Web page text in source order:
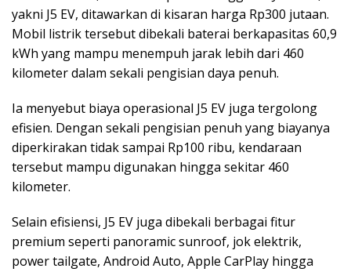
yakni J5 EV, ditawarkan di kisaran harga Rp300 jutaan.
Mobil listrik tersebut dibekali baterai berkapasitas 60,9
kWh yang mampu menempuh jarak lebih dari 460
kilometer dalam sekali pengisian daya penuh.
Ia menyebut biaya operasional J5 EV juga tergolong
efisien. Dengan sekali pengisian penuh yang biayanya
diperkirakan tidak sampai Rp100 ribu, kendaraan
tersebut mampu digunakan hingga sekitar 460
kilometer.
Selain efisiensi, J5 EV juga dibekali berbagai fitur
premium seperti panoramic sunroof, jok elektrik,
power tailgate, Android Auto, Apple CarPlay hingga